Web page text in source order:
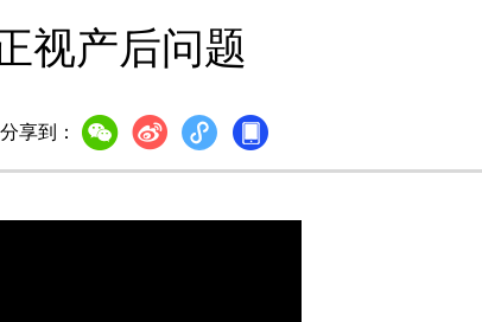
视产后问题
分享到：